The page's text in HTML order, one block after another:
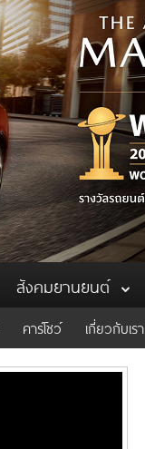
สังคมยานยนต์
คาร์โชว์ เกี่ยวกับเรา